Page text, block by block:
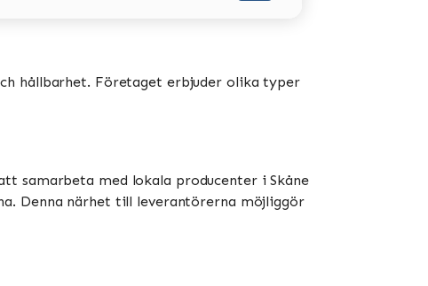
hållbarhet. Företaget erbjuder olika typer
samarbeta med lokala producenter i Skåne
Denna närhet till leverantörerna möjliggör